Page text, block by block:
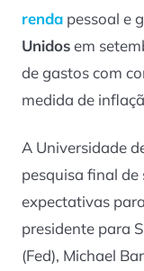
renda pessoal e
Unidosem
de gastos com
medida de
A Universidade
pesquisa final
expectativas
presidente para
(Fed), Michael